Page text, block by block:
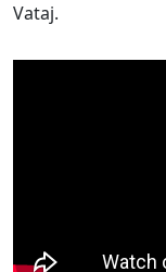
Vataj.